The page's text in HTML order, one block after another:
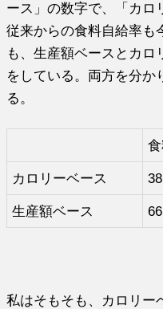
ース」の数字で、「カロ
従来からの食料自給率も
も、生産額ベースとカロ
をしている。両方を分か
る。
カロリーベース
生産額ベース
私はそもそも、カロリー